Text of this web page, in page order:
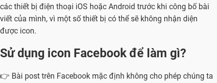
các thiết bị điện thoại iOS hoặc Android trước khi công bố bài
viết của mình, vì một số thiết bị có thể sẽ không nhận diện
được icon.
Sử dụng icon Facebook để làm gì?
👉 Bài post trên Facebook mặc định không cho phép chúng ta